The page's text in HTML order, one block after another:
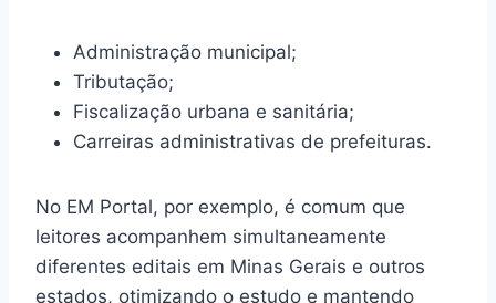
Administração municipal;
Tributação;
Fiscalização urbana e sanitária;
Carreiras administrativas de prefeituras.
No EM Portal, por exemplo, é comum que
leitores acompanhem simultaneamente
diferentes editais em Minas Gerais e outros
estados, otimizando o estudo e mantendo